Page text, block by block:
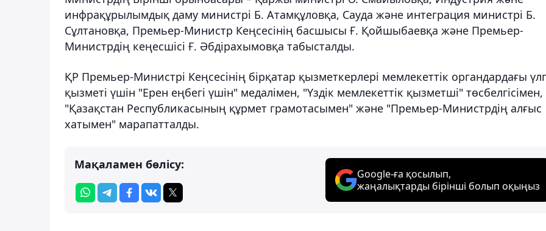
инфрақұрылымдық даму министрі Б. Атамқұловқа, Сауда және интеграция министрі Б.
Сұлтановқа, Премьер-Министр Кеңсесінің басшысы Ғ. Қойшыбаевқа және Премьер-
Министрдің кеңесшісі Ғ. Әбдірахымовқа табысталды.
ҚР Премьер-Министрі Кеңсесінің бірқатар қызметкерлері мемлекеттік органдардағы
қызметі үшін "Ерен eңбегі үшін" медалімен, "Үздік мемлекеттік қызметші" төсбелгісімен,
"Қазақстан Республикасының құрмет грамотасымен" және "Премьер-Министрдің алғыс
хатымен" марапатталды.
Мақаламен бөлісу:
Google-ға қосылып,
жаңалықтарды бірінші болып оқыңыз